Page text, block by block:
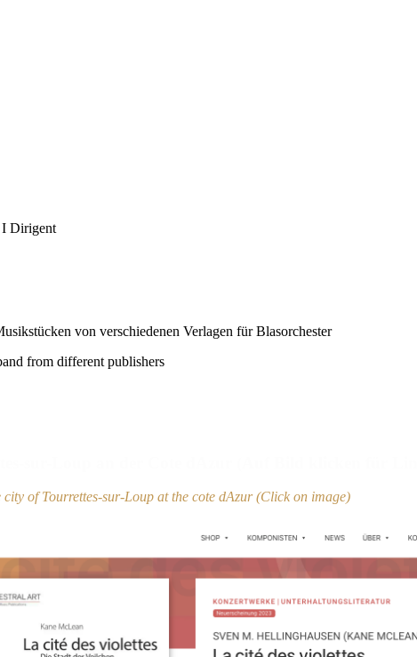
I Dirigent
von verschiedenen Verlagen für Blasorchester
from different publishers
city of Tourrettes-sur-Loup at the cote dAzur (Click on image)